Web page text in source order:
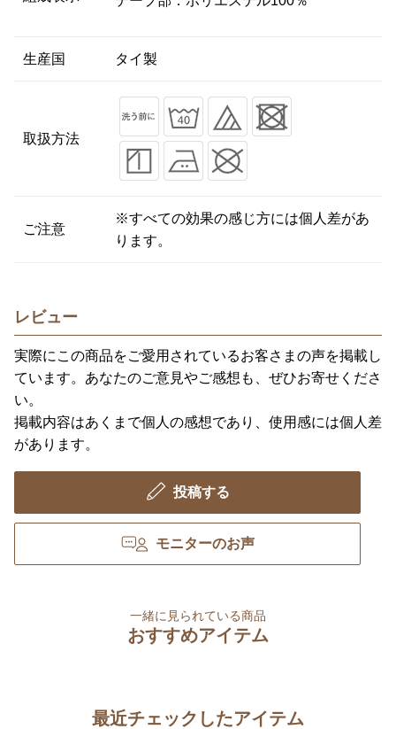
生産国 タイ製
取扱方法
ご注意
※すべての効果の感じ方には個人差があ
ります。
レビュー
実際にこの商品をご愛用されているお客さまの声を掲載し
ています。あなたのご意見やご感想も、ぜひお寄せくださ
い。
掲載内容はあくまで個人の感想であり、使用感には個人差
があります。
投稿する
モニターのお声
一緒に見られている商品
おすすめアイテム
最近チェックしたアイテム